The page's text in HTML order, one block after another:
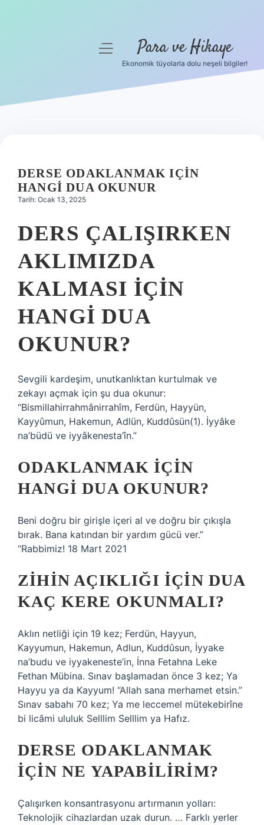
Hakkımızda
menüyü
Para ve Hikaye
Ekonomik tüyolarla dolu neşeli bilgiler!
DERSE ODAKLANMAK IÇIN
HANGI DUA OKUNUR
Tarih: Ocak 13, 2025
DERS ÇALIŞIRKEN
AKLIMIZDA
KALMASI IÇIN
HANGI DUA
OKUNUR?
Sevgili kardeşim, unutkanlıktan kurtulmak ve
zekayı açmak için şu dua okunur:
“Bismillahirrahmânirrahîm, Ferdün, Hayyün,
Kayyûmun, Hakemun, Adlün, Kuddûsün(1). İyyâke
na’büdü ve iyyâkenesta’în.”
ODAKLANMAK IÇIN
HANGI DUA OKUNUR?
Beni doğru bir girişle içeri al ve doğru bir çıkışla
bırak. Bana katından bir yardım gücü ver.”
“Rabbimiz! 18 Mart 2021
ZIHIN AÇIKLIĞI IÇIN DUA
KAÇ KERE OKUNMALI?
Aklın netliği için 19 kez; Ferdün, Hayyun,
Kayyumun, Hakemun, Adlun, Kuddûsun, İyyake
na’budu ve iyyakeneste’in, İnna Fetahna Leke
Fethan Mübina. Sınav başlamadan önce 3 kez; Ya
Hayyu ya da Kayyum! “Allah sana merhamet etsin.”
Sınav sabahı 70 kez; Ya me leccemel mütekebirîne
bi licâmi ululuk Selllim Selllim ya Hafız.
DERSE ODAKLANMAK
IÇIN NE YAPABILIRIM?
Çalışırken konsantrasyonu artırmanın yolları:
Teknolojik cihazlardan uzak durun. … Farklı yerler